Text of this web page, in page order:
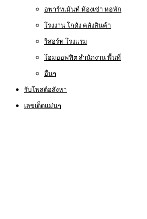
อพาร์ทเม้นท์ ห้องเช่า หอพัก
โรงงาน โกดัง คลังสินค้า
รีสอร์ท โรงแรม
โฮมออฟฟิต สำนักงาน พื้นที่
อื่นๆ
รับโพสต์อสังหา
เลขเด็ดแม่นๆ